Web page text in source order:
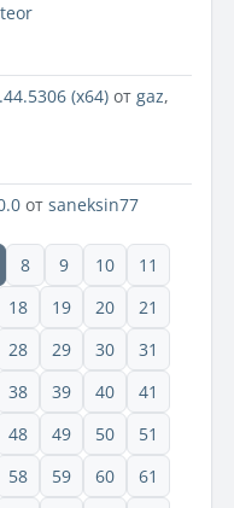
(x64) от gaz,
от saneksin77
8 9 10
11
18 19 20
21
28 29 30
31
38 39 40
41
48 49 50
51
58 59 60
61